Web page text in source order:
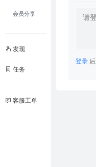
会员分享
发现
任务
客服工单
登录